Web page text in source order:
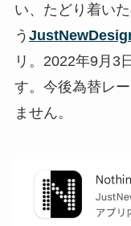
い、たどり着い
う
リ。2022年9月3
す。今後為替レ
ません。